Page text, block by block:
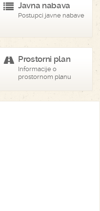
Javna nabava
Postupci javne nabave
Prostorni plan
Informacije o
prostornom planu